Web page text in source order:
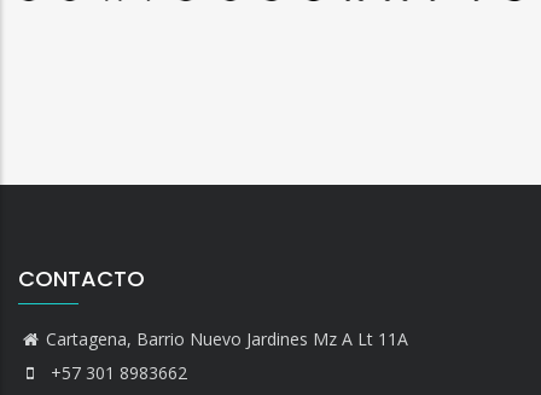
CONTACTO
Cartagena, Barrio Nuevo Jardines Mz A Lt 11A
+57 301 8983662